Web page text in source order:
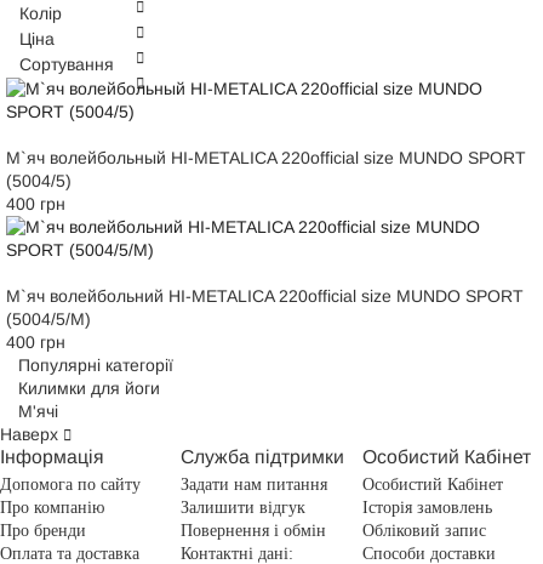
Колір
Ціна
Сортування
М`яч волейбольный HI-METALICA 220official size MUNDO SPORT
(5004/5)
400 грн
М`яч волейбольний HI-METALICA 220official size MUNDO SPORT
(5004/5/M)
400 грн
Популярні категорії
Килимки для йоги
М'ячі
Наверх
Інформація
Допомога по сайту
Про компанію
Про бренди
Оплата та доставка
Служба підтримки
Задати нам питання
Залишити відгук
Повернення і обмін
Контактні дані:
Особистий Кабінет
Особистий Кабінет
Історія замовлень
Обліковий запис
Способи доставки